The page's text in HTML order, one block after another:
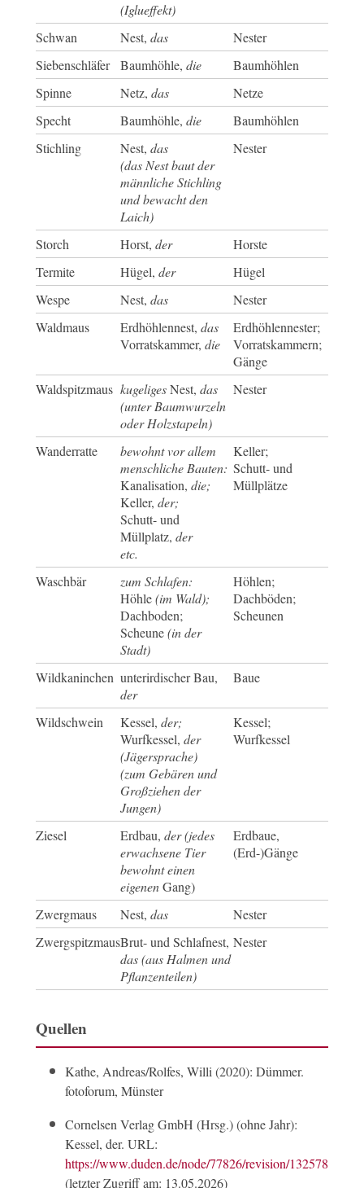
(Iglueffekt)
Schwan
Nest, das
Nester
Siebenschläfer
Baumhöhle, die
Baumhöhlen
Spinne
Netz, das
Netze
Specht
Baumhöhle, die
Baumhöhlen
Stichling
Nest, das
(das Nest baut der
männliche Stichling
und bewacht den
Laich)
Nester
Storch Horst, der
Horste
Termite
Hügel, der
Hügel
Wespe
Nest, das
Nester
Waldmaus
Erdhöhlennest, das
Vorratskammer, die
Erdhöhlennester;
Vorratskammern;
Gänge
Waldspitzmaus kugeligesNest, das
(unter Baumwurzeln
oder Holzstapeln)
Nester
Wanderratte
bewohnt vor allem
menschliche Bauten:
Kanalisation, die;
Keller, der;
Schutt- und
Müllplatz, der
etc.
Keller;
Schutt- und
Müllplätze
Waschbär
zum Schlafen:
Höhle(im Wald);
Dachboden;
Scheune(in der
Stadt)
Höhlen;
Dachböden;
Scheunen
Wildkaninchen unterirdischer Bau,
der
Baue
Wildschwein Kessel, der;
Wurfkessel, der
(Jägersprache)
(zum Gebären und
Großziehen der
Jungen)
Kessel;
Wurfkessel
Ziesel Erdbau, der (jedes
erwachsene Tier
bewohnt einen
eigenenGang)
Erdbaue,
(Erd-)Gänge
Zwergmaus Nest, das
Nester
ZwergspitzmausBrut- und Schlafnest,
das (aus Halmen und
Pflanzenteilen)
Nester
Quellen
Kathe, Andreas/Rolfes, Willi (2020): Dümmer.
fotoforum, Münster
Cornelsen Verlag GmbH (Hrsg.) (ohne Jahr):
Kessel, der. URL:
https://www.duden.de/node/77826/revision/1325780
(letzter Zugriff am: 13.05.2026)